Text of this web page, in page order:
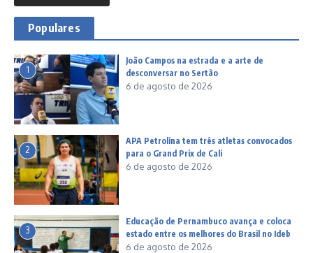
Populares
1
João Campos na estrada e a arte de
desconversar no Sertão
6 de agosto de 2026
2
APA Petrolina tem três atletas convocados
para o Grand Prix de Cali
6 de agosto de 2026
3
Educação de Pernambuco avança e coloca
estado entre os melhores do Brasil no Ideb
6 de agosto de 2026